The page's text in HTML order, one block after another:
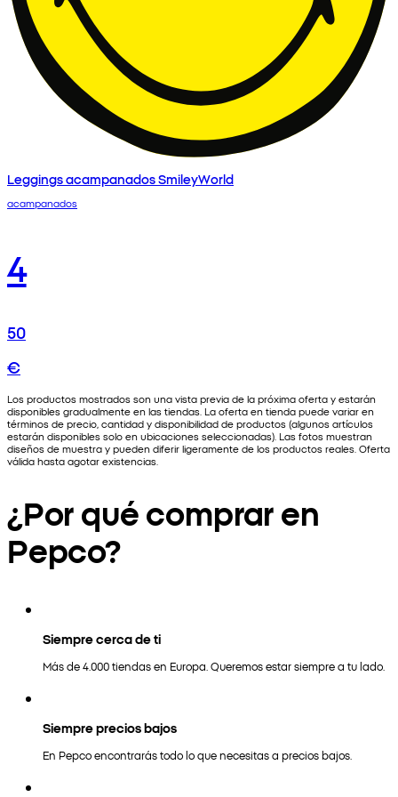
Leggings acampanados SmileyWorld
acampanados
4
50
€
Los productos mostrados son una vista previa de la próxima oferta y estarán
disponibles gradualmente en las tiendas. La oferta en tienda puede variar en
términos de precio, cantidad y disponibilidad de productos (algunos artículos
estarán disponibles solo en ubicaciones seleccionadas). Las fotos muestran
diseños de muestra y pueden diferir ligeramente de los productos reales. Oferta
válida hasta agotar existencias.
¿Por qué comprar en
Pepco?
Siempre cerca de ti
Más de 4.000 tiendas en Europa. Queremos estar siempre a tu lado.
Siempre precios bajos
En Pepco encontrarás todo lo que necesitas a precios bajos.